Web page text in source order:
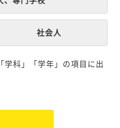
社会人
科」「学年」の項目に出